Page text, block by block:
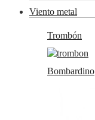
Viento metal
Trombón
Bombardino